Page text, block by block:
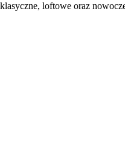
loftowe oraz